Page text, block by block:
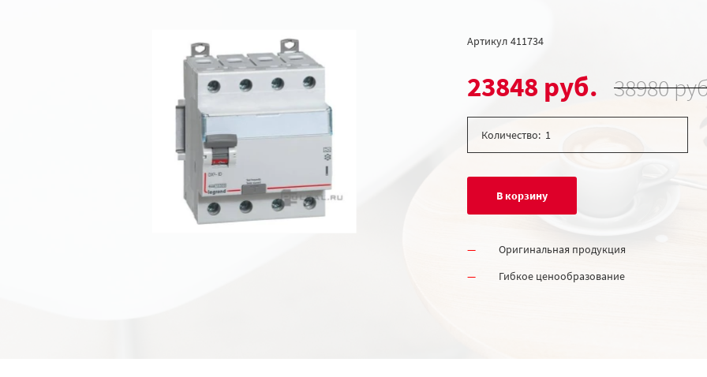
Артикул 411734
23848 руб. 38980
Количество:
В корзину
Оригинальная продукция
Гибкое ценообразование